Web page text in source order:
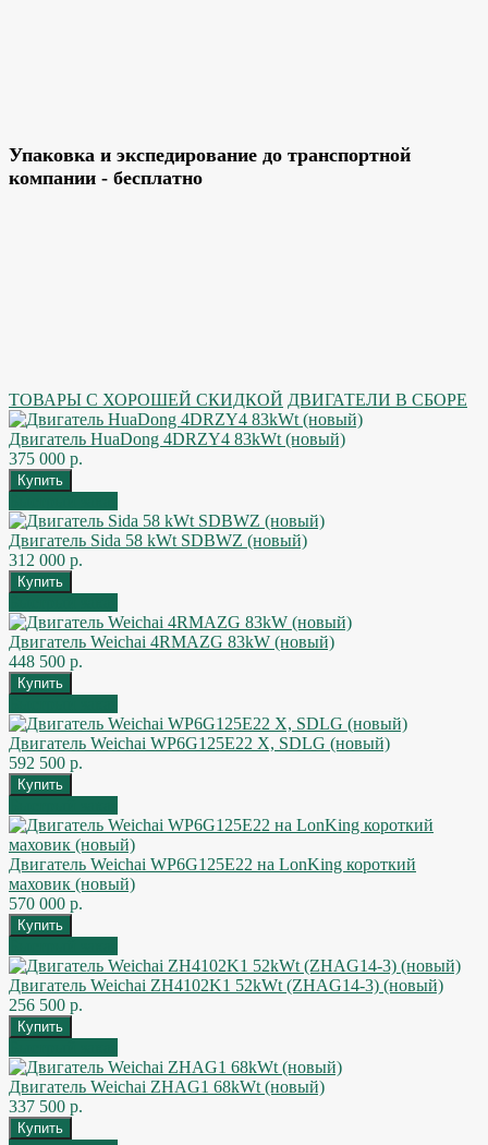
Упаковка и экспедирование до транспортной
компании - бесплатно
ТОВАРЫ С ХОРОШЕЙ СКИДКОЙ ДВИГАТЕЛИ В СБОРЕ
Двигатель HuaDong 4DRZY4 83kWt (новый)
375 000 р.
Двигатель Sida 58 kWt SDBWZ (новый)
312 000 р.
Двигатель Weichai 4RMAZG 83kW (новый)
448 500 р.
Двигатель Weichai WP6G125E22 X, SDLG (новый)
592 500 р.
Двигатель Weichai WP6G125E22 на LonKing короткий
маховик (новый)
570 000 р.
Двигатель Weichai ZH4102K1 52kWt (ZHAG14-3) (новый)
256 500 р.
Двигатель Weichai ZHAG1 68kWt (новый)
337 500 р.